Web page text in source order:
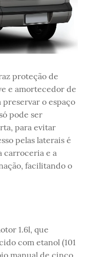
proteção de
e amortecedor de
o espaço
pode ser
para evitar
pelas laterais é
carroceria e a
facilitando o
1.6l, que
com etanol (101
manual de cinco